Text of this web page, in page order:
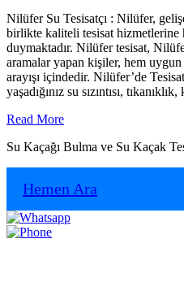
Nilüfer Su Tesisatçı : Nilüfer,
birlikte kaliteli tesisat hizmetlerine
duymaktadır. Nilüfer tesisat,
aramalar yapan kişiler, hem
arayışı içindedir. Nilüfer’de
yaşadığınız su sızıntısı,
Read MoreRead
Su Kaçağı Bulma ve Su Kaçak
Hemen Ara